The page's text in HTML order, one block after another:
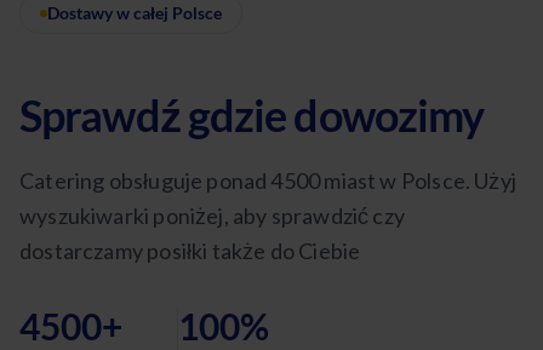
Dostawy w całej Polsce
Sprawdź gdzie dowozimy
Catering obsługuje ponad 4500 miast w Polsce. Użyj
wyszukiwarki poniżej, aby sprawdzić czy
dostarczamy posiłki także do Ciebie
4500+ 100%